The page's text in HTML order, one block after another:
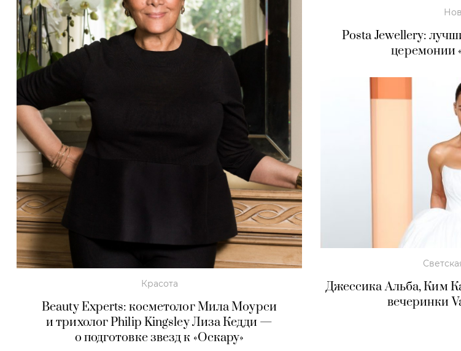
Красота
Beauty Experts: косметолог Мила Моурси
и трихолог Philip Kingsley Лиза Кедди —
о подготовке звезд к «Оскару»
Posta Jewellery:
церемонии
Джессика Альба, Ким
вечеринки